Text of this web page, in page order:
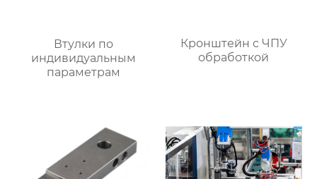
Втулки по
индивидуальным
параметрам
Кронштейн с ЧПУ
обработкой